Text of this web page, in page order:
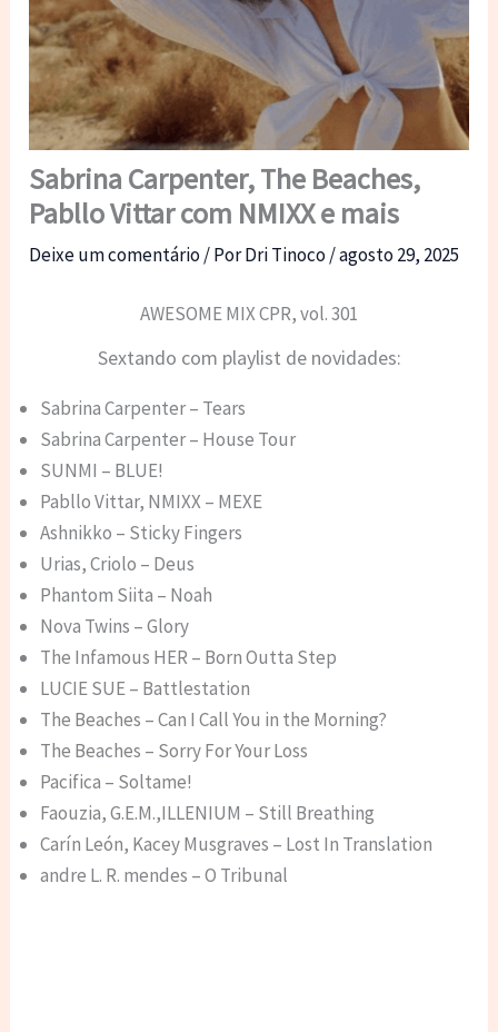
Sabrina Carpenter, The Beaches,
Pabllo Vittar com NMIXX e mais
Deixe um comentário/ PorDri Tinoco/agosto 29, 2025
AWESOME MIX CPR, vol. 301
Sextando com playlist de novidades:
Sabrina Carpenter – Tears
Sabrina Carpenter – House Tour
SUNMI – BLUE!
Pabllo Vittar, NMIXX – MEXE
Ashnikko – Sticky Fingers
Urias, Criolo – Deus
Phantom Siita – Noah
Nova Twins – Glory
The Infamous HER – Born Outta Step
LUCIE SUE – Battlestation
The Beaches – Can I Call You in the Morning?
The Beaches – Sorry For Your Loss
Pacifica – Soltame!
Faouzia, G.E.M.,ILLENIUM – Still Breathing
Carín León, Kacey Musgraves – Lost In Translation
andre L. R. mendes – O Tribunal